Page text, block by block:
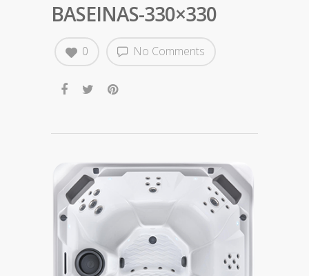
BASEINAS-330×330
No Comments
0